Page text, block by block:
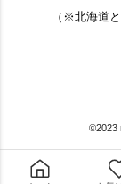
（※北海道
©2023